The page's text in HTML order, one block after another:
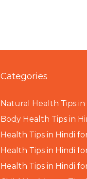
Categories
Natural Health Tips in
Body Health Tips in
Health Tips in Hindi
Health Tips in Hindi
Health Tips in Hindi